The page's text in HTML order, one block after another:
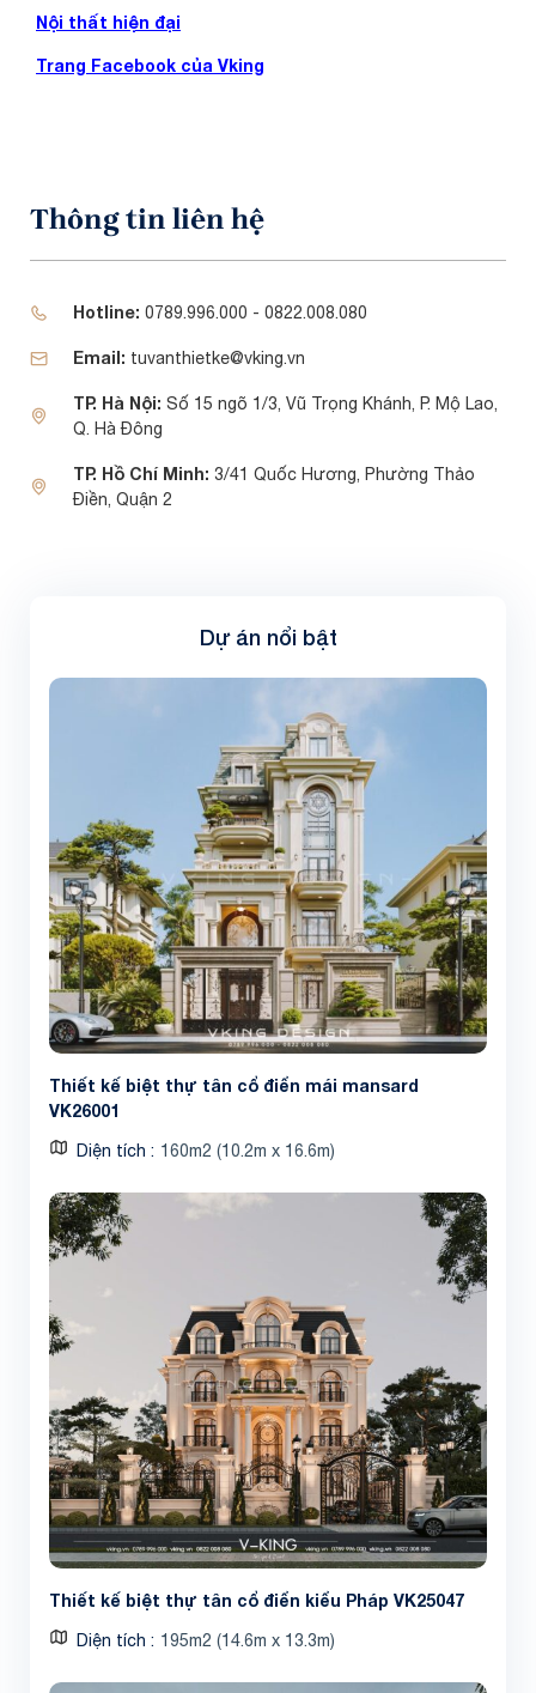
Nội thất hiện đại
Trang Facebook của Vking
Thông tin liên hệ
Hotline: 0789.996.000 - 0822.008.080
Email: tuvanthietke@vking.vn
TP. Hà Nội: Số 15 ngõ 1/3, Vũ Trọng Khánh, P. Mộ Lao,
Q. Hà Đông
TP. Hồ Chí Minh: 3/41 Quốc Hương, Phường Thảo
Điền, Quận 2
Dự án nổi bật
Thiết kế biệt thự tân cổ điển mái mansard
VK26001
Diện tích 160m2 (10.2m x 16.6m)
Thiết kế biệt thự tân cổ điển kiểu Pháp VK25047
Diện tích 195m2 (14.6m x 13.3m)